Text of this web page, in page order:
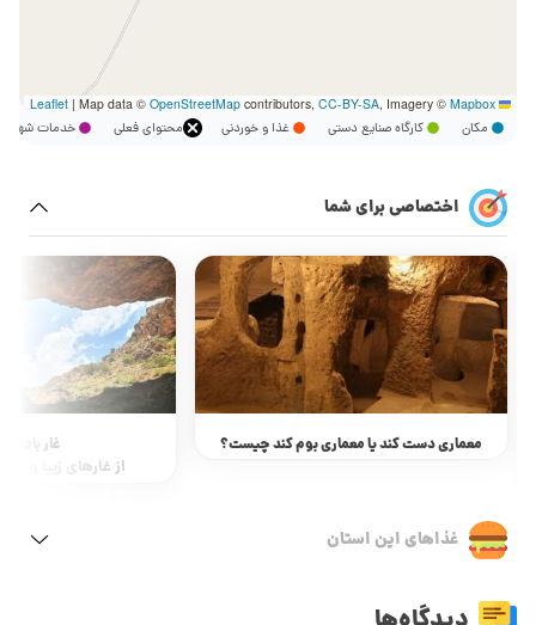
Leaflet
| Map data © OpenStreetMapcontributors, CC-BY-SA, Imagery © Mapbox
مکان کارگاه صنایع دستی غذا و خوردنی محتوای فعلی خدمات
اختصاصی برای شما
غار بادامستان معماری دست کند یا
غذاهای این استان